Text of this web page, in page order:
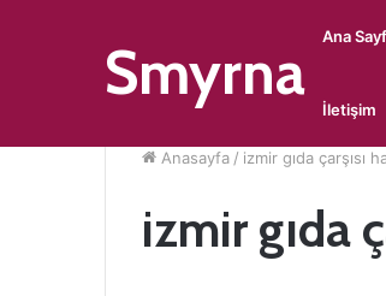
Smyrna Ana
İletişim
Anasayfa / izmir gıda çarşısı
izmir gıda